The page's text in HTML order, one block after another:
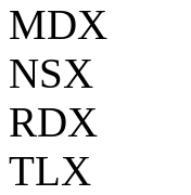
MDX
NSX
RDX
TLX